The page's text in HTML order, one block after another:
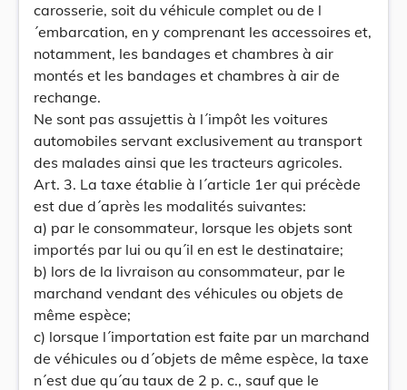
carosserie, soit du véhicule complet ou de l
´embarcation, en y comprenant les accessoires et,
notamment, les bandages et chambres à air
montés et les bandages et chambres à air de
rechange.
Ne sont pas assujettis à l´impôt les voitures
automobiles servant exclusivement au transport
des malades ainsi que les tracteurs agricoles.
Art. 3. La taxe établie à l´article 1er qui précède
est due d´après les modalités suivantes:
a) par le consommateur, lorsque les objets sont
importés par lui ou qu´il en est le destinataire;
b) lors de la livraison au consommateur, par le
marchand vendant des véhicules ou objets de
même espèce;
c) lorsque l´importation est faite par un marchand
de véhicules ou d´objets de même espèce, la taxe
n´est due qu´au taux de 2 p. c., sauf que le